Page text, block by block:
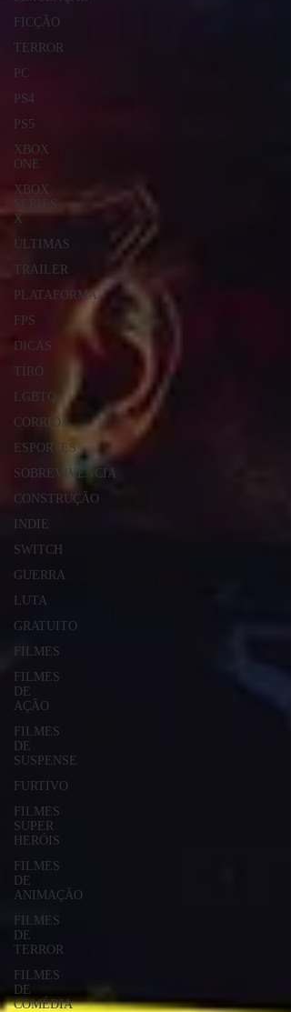
FICÇÃO
TERROR
PC
PS4
PS5
XBOX
ONE
XBOX
SERIES
X
ÚLTIMAS
TRAILER
PLATAFORMA
FPS
DICAS
TIRO
LGBTQ+
CORRIDA
ESPORTES
SOBREVIVÊNCIA
CONSTRUÇÃO
INDIE
SWITCH
GUERRA
LUTA
GRATUITO
FILMES
FILMES
DE
AÇÃO
FILMES
DE
SUSPENSE
FURTIVO
FILMES
SUPER
HERÓIS
FILMES
DE
ANIMAÇÃO
FILMES
DE
TERROR
FILMES
DE
COMÉDIA